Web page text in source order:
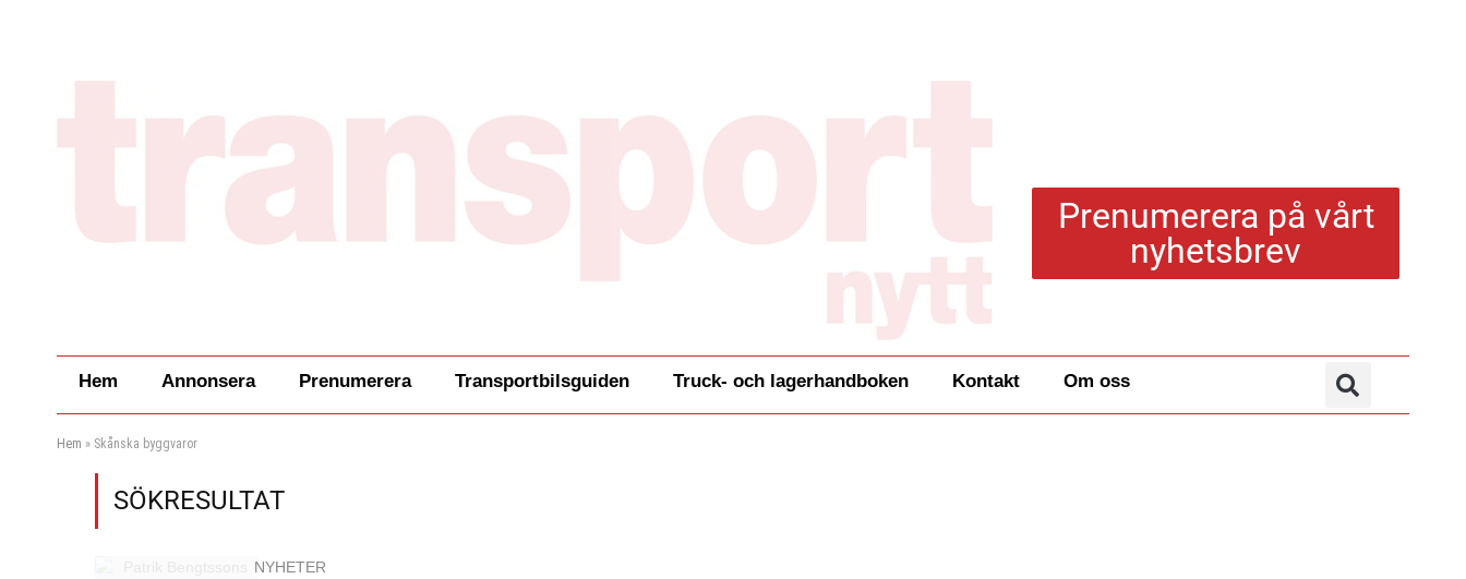
Prenumerera på vårt
nyhetsbrev
Hem Annonsera Prenumerera Transportbilsguiden Truck- och lagerhandboken Kontakt Om oss
Hem » Skånska byggvaror
SÖKRESULTAT
NYHETER